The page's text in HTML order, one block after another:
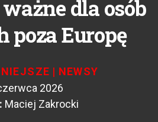
dla osób
poza Europę
| NEWSY
2026
Maciej Zakrocki